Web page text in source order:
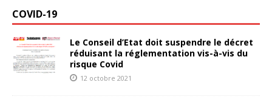
COVID-19
Le Conseil d’Etat doit suspendre le décret
réduisant la réglementation vis-à-vis du
risque Covid
12 octobre 2021